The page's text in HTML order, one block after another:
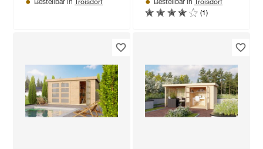
Bestellbar in
Bestellbar in
(1)